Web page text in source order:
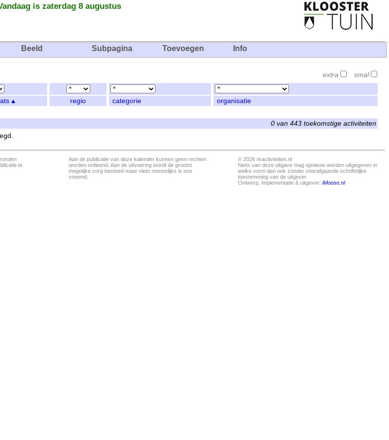
is zaterdag 8 augustus
Beeld Subpagina Toevoegen Info
extra smal
regio categorie
organisatie
0 van 443 toekomstige activiteiten
te
Aan de publicatie van deze kalender kunnen geen rechten
worden ontleend. Aan de uitvoering wordt de grootst
mogelijke zorg besteed maar niets menselijks is ons
vreemd.
© 2026 rkactiviteiten.nl
Niets van deze uitgave mag opnieuw worden uitgegeven in
welke vorm dan ook zonder voorafgaande schriftelijke
toestemming van de uitgever
Ontwerp, implementatie & uitgever: iMoose.nl